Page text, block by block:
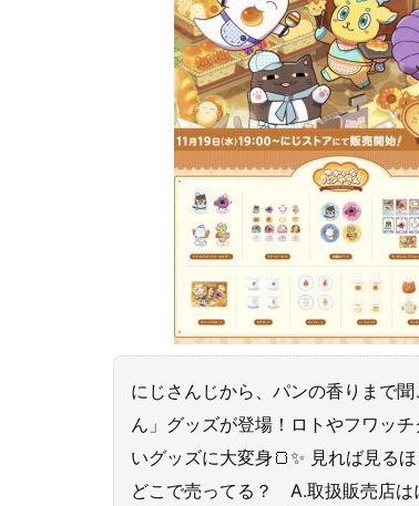
にじさんじから、パンの香りまで
ん」グッズが登場！ロトやフワッ
いグッズに大変身🍞✨ 見れば見る
どこで売ってる？ A.取扱販売店